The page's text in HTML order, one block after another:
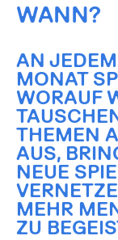
WANN?
AN
MONAT
WORAUF
THEMEN
AUS,
NEUE
MEHR
ZU